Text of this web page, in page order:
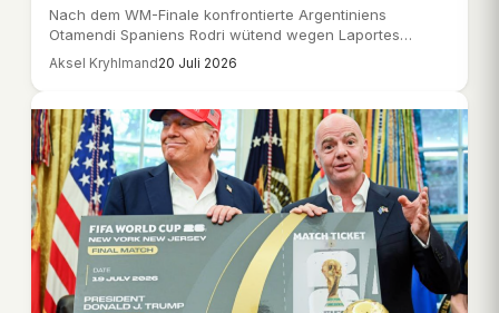
Nach dem WM-Finale konfrontierte Argentiniens
Otamendi Spaniens Rodri wütend wegen Laportes
Kommentaren und warf ihm…
Aksel Kryhlmand20 Juli 2026